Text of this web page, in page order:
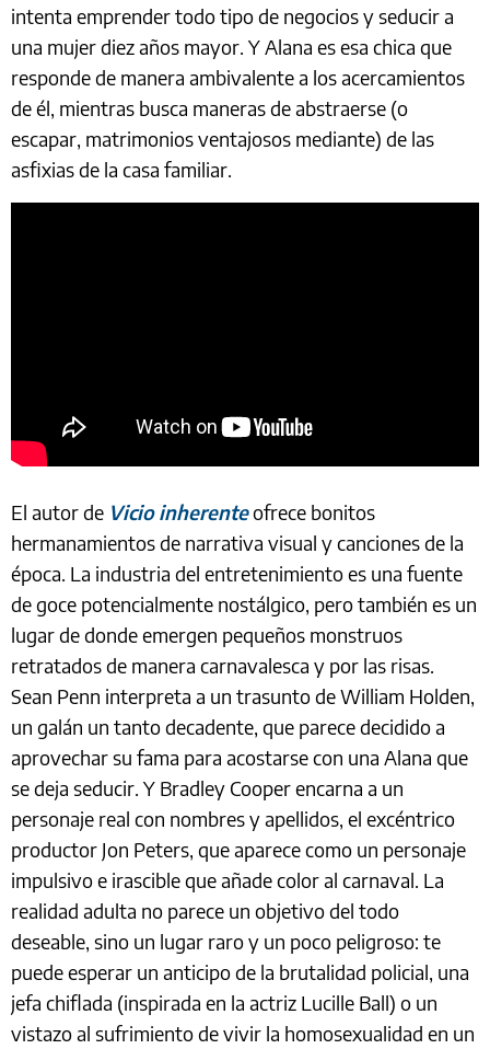
intenta emprender todo tipo de negocios y seducir a
una mujer diez años mayor. Y Alana es esa chica que
responde de manera ambivalente a los acercamientos
de él, mientras busca maneras de abstraerse (o
escapar, matrimonios ventajosos mediante) de las
asfixias de la casa familiar.
El autor de Vicio inherenteofrece bonitos
hermanamientos de narrativa visual y canciones de la
época. La industria del entretenimiento es una fuente
de goce potencialmente nostálgico, pero también es un
lugar de donde emergen pequeños monstruos
retratados de manera carnavalesca y por las risas.
Sean Penn interpreta a un trasunto de William Holden,
un galán un tanto decadente, que parece decidido a
aprovechar su fama para acostarse con una Alana que
se deja seducir. Y Bradley Cooper encarna a un
personaje real con nombres y apellidos, el excéntrico
productor Jon Peters, que aparece como un personaje
impulsivo e irascible que añade color al carnaval. La
realidad adulta no parece un objetivo del todo
deseable, sino un lugar raro y un poco peligroso: te
puede esperar un anticipo de la brutalidad policial, una
jefa chiflada (inspirada en la actriz Lucille Ball) o un
vistazo al sufrimiento de vivir la homosexualidad en un